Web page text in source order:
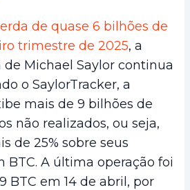
de quase 6 bilhões de
trimestre de 2025, a
Michael Saylor continua
o SaylorTracker, a
mais de 9 bilhões de
não realizados, ou seja,
de 25% sobre seus
BTC. A última operação foi
BTC em 14 de abril, por